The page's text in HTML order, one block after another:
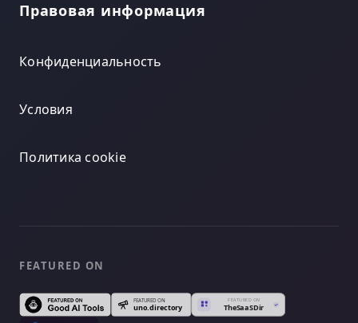
Правовая информация
Конфиденциальность
Условия
Политика cookie
FEATURED ON